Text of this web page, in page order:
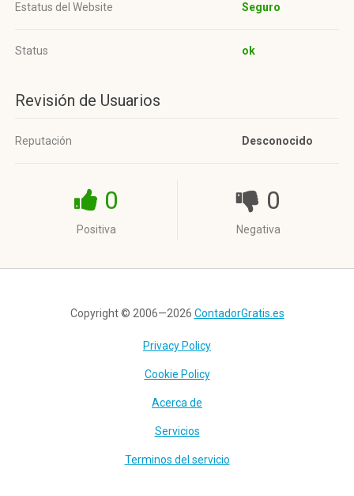
Estatus del Website Seguro
Status ok
Revisión de Usuarios
Reputación Desconocido
0
Positiva
0
Negativa
Copyright © 2006—2026 ContadorGratis.es
Privacy Policy
Cookie Policy
Acerca de
Servicios
Terminos del servicio